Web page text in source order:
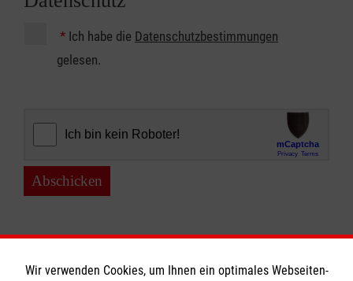
* Ich habe die Datenschutzbestimmungen
gelesen.
Abschicken
Wir verwenden Cookies, um Ihnen ein optimales Webseiten-